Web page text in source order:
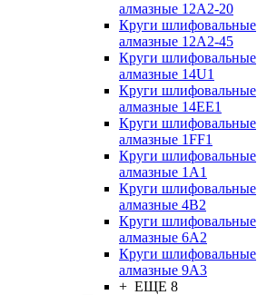
алмазные 12А2-20
Круги шлифовальные
алмазные 12А2-45
Круги шлифовальные
алмазные 14U1
Круги шлифовальные
алмазные 14ЕЕ1
Круги шлифовальные
алмазные 1FF1
Круги шлифовальные
алмазные 1А1
Круги шлифовальные
алмазные 4В2
Круги шлифовальные
алмазные 6A2
Круги шлифовальные
алмазные 9А3
+ ЕЩЕ 8